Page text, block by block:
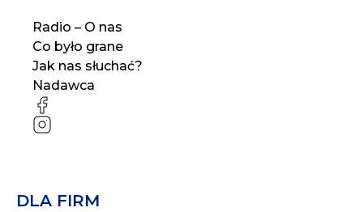
Radio – O nas
Co było grane
Jak nas słuchać?
Nadawca
FB
IG
DLA FIRM